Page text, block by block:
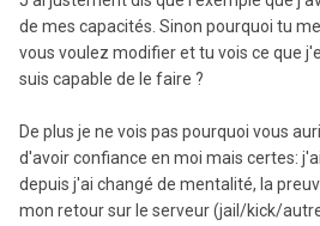
de mes capacités. Sinon pourquoi tu
vous voulez modifier et tu vois ce que
suis capable de le faire ?
De plus je ne vois pas pourquoi vous
d'avoir confiance en moi mais certes:
depuis j'ai changé de mentalité, la
mon retour sur le serveur (jail/kick/